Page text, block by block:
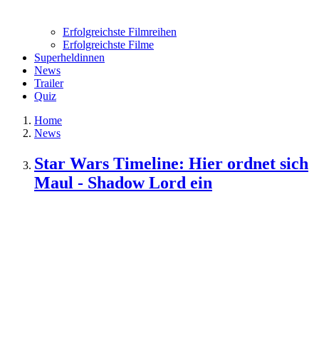
Erfolgreichste Filmreihen
Erfolgreichste Filme
Superheldinnen
News
Trailer
Quiz
Home
News
Star Wars Timeline: Hier ordnet sich
Maul - Shadow Lord ein